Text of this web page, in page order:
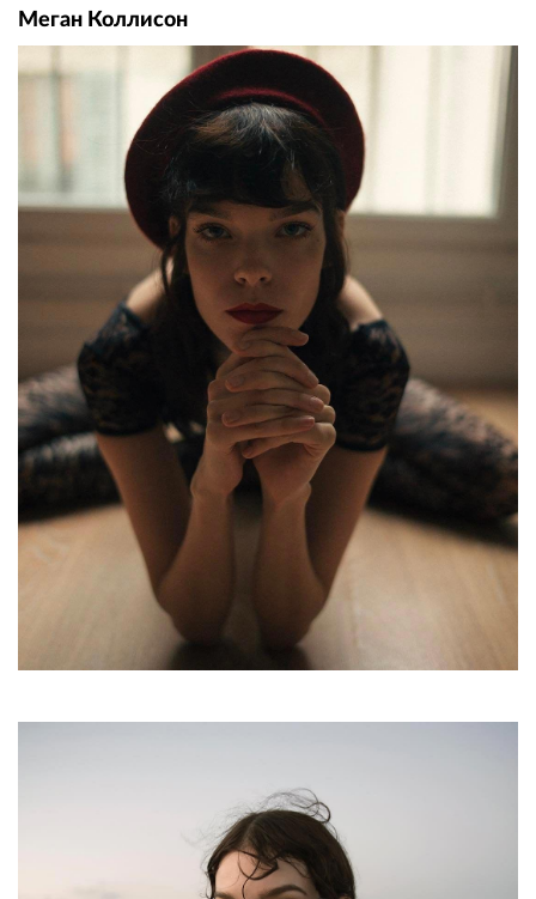
Меган Коллисон